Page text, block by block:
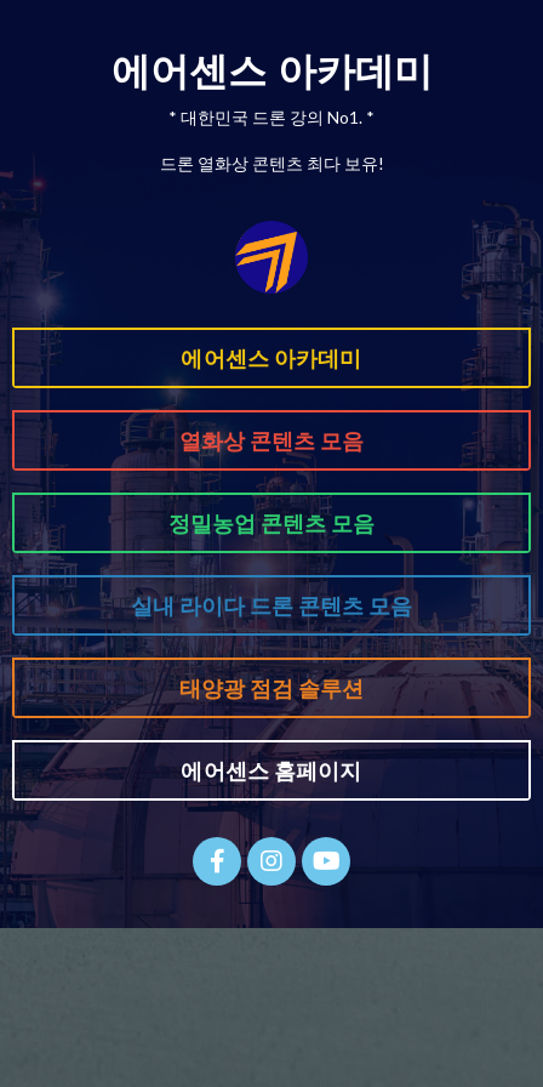
에어센스 아카데미
* 대한민국 드론 강의 No1. *
드론 열화상 콘텐츠 최다 보유!
에어센스 아카데미
열화상 콘텐츠 모음
정밀농업 콘텐츠 모음
실내 라이다 드론 콘텐츠 모음
태양광 점검 솔루션
에어센스 홈페이지